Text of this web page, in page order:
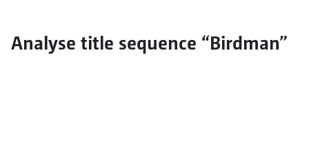
Analyse title sequence “Birdman”